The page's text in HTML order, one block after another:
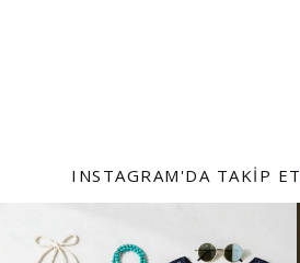
INSTAGRAM'DA TAKIP ET